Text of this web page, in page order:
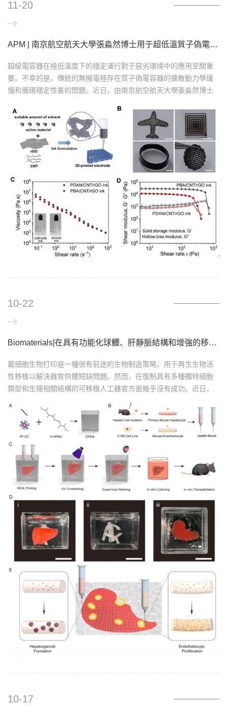
11-20
APM | 南京航空航天大學張淼然博士用于超低溫質子偽電容器的高質量負載 3D 打印氧化還原活性聚合物電極
超級電容器在極低溫度下的穩定運行對于惡劣環境中的應用至關重
要。不幸的是，傳統的無機電極存在質子偽電容器的擴散動力學緩
慢和循環穩定性差的問題。近日，由南京航空航天大學張淼然博士
重點實驗室和粉末冶金國家工程研究中心承辦的期刊簡稱APM）發
表用于超低溫質子偽電容器的高質量負載 3D 打印氧化還原活性聚合
物電極“3D-printed redox-active polymer electrode with high-mass
loading for ultra-low temperature proton pseudoca
10-22
Biomaterials|在具有功能化球體、肝靜脈結構和增強的移植后血管形成的新型支持培養基中進行肝臟生物打印
載細胞生物打印是一種很有前途的生物制造策略，用于再生生物活
性移植以解決器官供體短缺問題。然而，在復制具有多種獨特細胞
類型和生理相關結構的可移植人工器官方面幾乎沒有成功。近日，
印嵌入式網絡(OPEN)作為嵌入式3D打印的支持介質。該文章名為“
Liver bioprinting within a novel support medium with functionalized
spheroids, hepatic vein structures, and enhanced post-
transplantation vascularizat
10-17